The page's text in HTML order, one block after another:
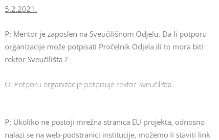
5.2.2021.
P: Mentor je zaposlen na Sveučilišnom Odjelu. Da li potporu
organizacije može potpisati Pročelnik Odjela ili to mora biti
rektor Sveučilišta ?
O: Potporu organizacije potpisuje rektor Sveučilišta.
P: Ukoliko ne postoji mrežna stranica EU projekta, odnosno
nalazi se na web-podstranici institucije, možemo li staviti link